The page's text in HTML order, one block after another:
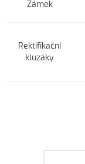
Zámek
Rektifikační
kluzáky